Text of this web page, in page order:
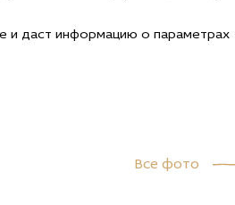
и даст информацию о параметрах
Все фото